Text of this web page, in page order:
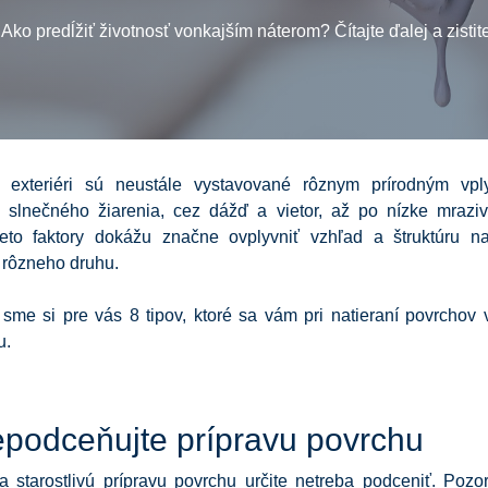
Ako predĺžiť životnosť vonkajším náterom? Čítajte ďalej a
exteriéri sú neustále vystavované rôznym prírodným
slnečného žiarenia, cez dážď a vietor, až po nízke
faktory dokážu značne ovplyvniť vzhľad a štruktúru
druhu.
si pre vás 8 tipov, ktoré sa vám pri natieraní povrchov
prípravu povrchu
starostlivú prípravu povrchu určite netreba podceniť.